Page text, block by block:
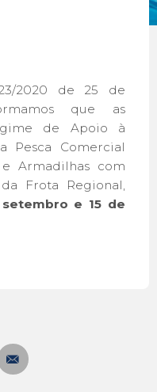
2020 de 25 de
que as
de Apoio à
Pesca Comercial
Armadilhas com
Frota Regional,
e 15 de